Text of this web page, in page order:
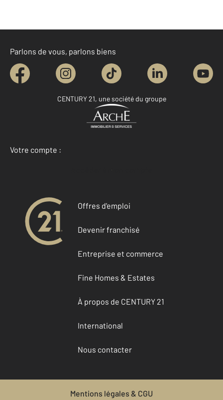
Parlons de vous, parlons biens
CENTURY 21, une société du groupe
Votre compte :
Accéder à mon compte
Offres d'emploi
Devenir franchisé
Entreprise et commerce
Fine Homes & Estates
À propos de CENTURY 21
International
Nous contacter
Mentions légales & CGU